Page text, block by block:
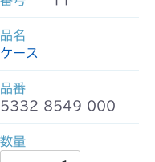
ケース
5332 8549 000